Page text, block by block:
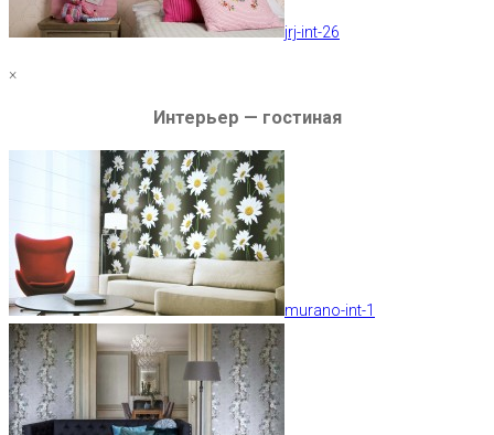
jrj-int-26
×
Интерьер — гостиная
murano-int-1